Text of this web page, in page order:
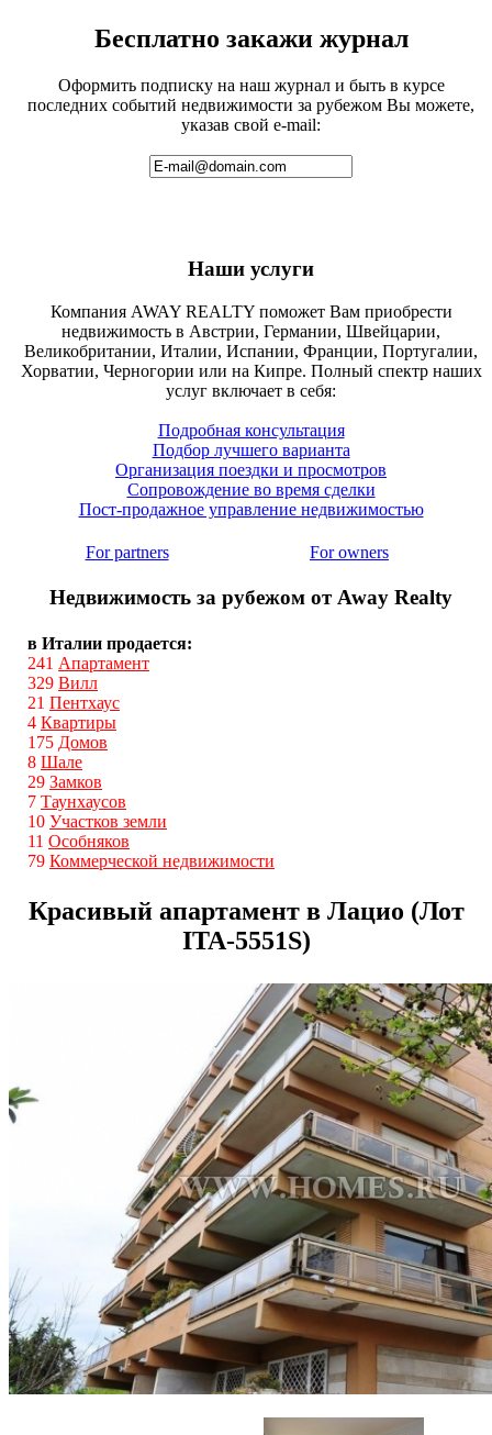
Бесплатно закажи журнал
Оформить подписку на наш журнал и быть в курсе
последних событий недвижимости за рубежом Вы можете,
указав свой e-mail:
Наши услуги
Компания AWAY REALTY поможет Вам приобрести
недвижимость в Австрии, Германии, Швейцарии,
Великобритании, Италии, Испании, Франции, Португалии,
Хорватии, Черногории или на Кипре. Полный спектр наших
услуг включает в себя:
Подробная консультация
Подбор лучшего варианта
Организация поездки и просмотров
Сопровождение во время сделки
Пост-продажное управление недвижимостью
For partners For owners
Недвижимость за рубежом от Away Realty
в Италии продается:
241 Апартамент
329 Вилл
21 Пентхаус
4 Квартиры
175 Домов
8 Шале
29 Замков
7 Таунхаусов
10 Участков земли
11 Особняков
79 Коммерческой недвижимости
Красивый апартамент в Лацио (Лот
ITA-5551S)